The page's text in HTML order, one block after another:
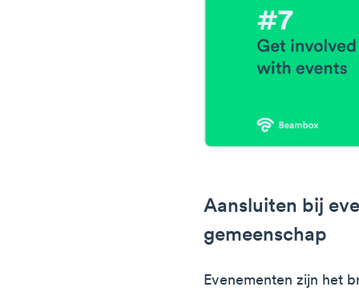
Aansluiten bij
gemeenschap
Evenementen zijn het